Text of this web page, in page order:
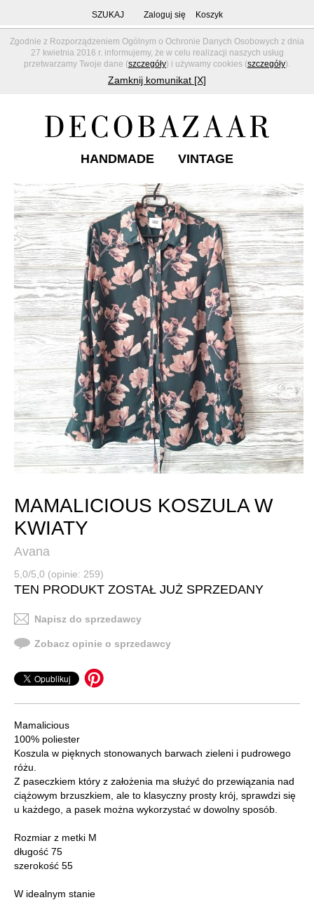
Zgodnie z Rozporządzeniem Ogólnym o Ochronie Danych Osobowych z dnia
27 kwietnia 2016 r. informujemy, że w celu realizacji naszych usług
przetwarzamy Twoje dane (szczegóły) i używamy cookies (szczegóły).
Zamknij komunikat [X]
SZUKAJ Zaloguj się Koszyk
HANDMADE VINTAGE
MAMALICIOUS KOSZULA W
KWIATY
Avana
5,0/5,0 (opinie: 259)
TEN PRODUKT ZOSTAŁ JUŻ SPRZEDANY
Napisz do sprzedawcy
Zobacz opinie o sprzedawcy
Mamalicious
100% poliester
Koszula w pięknych stonowanych barwach zieleni i pudrowego
różu.
Z paseczkiem który z założenia ma służyć do przewiązania nad
ciążowym brzuszkiem, ale to klasyczny prosty krój, sprawdzi się
u każdego, a pasek można wykorzystać w dowolny sposób.
Rozmiar z metki M
długość 75
szerokość 55
W idealnym stanie